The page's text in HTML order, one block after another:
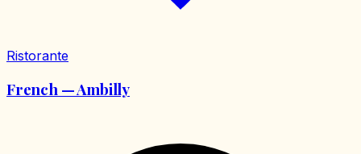
Ristorante
French — Ambilly